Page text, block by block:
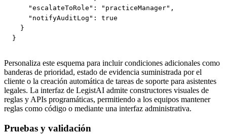
    "escalateToRole": "practiceManager",
    "notifyAuditLog": true
  }
}
Personaliza este esquema para incluir condiciones adicionales como
banderas de prioridad, estado de evidencia suministrada por el
cliente o la creación automática de tareas de soporte para asistentes
legales. La interfaz de LegistAI admite constructores visuales de
reglas y APIs programáticas, permitiendo a los equipos mantener
reglas como código o mediante una interfaz administrativa.
Pruebas y validación